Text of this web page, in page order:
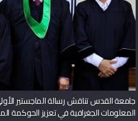
جامعة القدس تناقش رسالة الماجستير
المعلومات الجغرافية في تعزيز الحوكمة